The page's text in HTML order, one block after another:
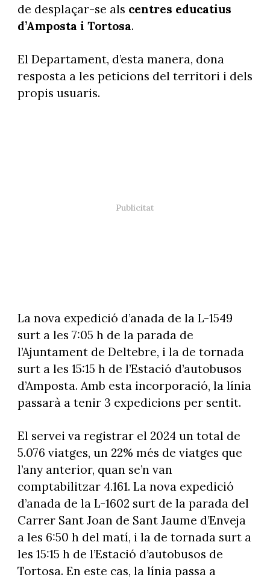
de desplaçar-se als centres educatius
d’Amposta i Tortosa.
El Departament, d’esta manera, dona
resposta a les peticions del territori i dels
propis usuaris.
La nova expedició d’anada de la L-1549
surt a les 7:05 h de la parada de
l’Ajuntament de Deltebre, i la de tornada
surt a les 15:15 h de l’Estació d’autobusos
d’Amposta. Amb esta incorporació, la línia
passarà a tenir 3 expedicions per sentit.
El servei va registrar el 2024 un total de
5.076 viatges, un 22% més de viatges que
l’any anterior, quan se’n van
comptabilitzar 4.161. La nova expedició
d’anada de la L-1602 surt de la parada del
Carrer Sant Joan de Sant Jaume d’Enveja
a les 6:50 h del matí, i la de tornada surt a
les 15:15 h de l’Estació d’autobusos de
Tortosa. En este cas, la línia passa a